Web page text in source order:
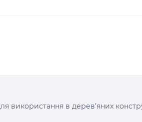
використання в дерев'яних